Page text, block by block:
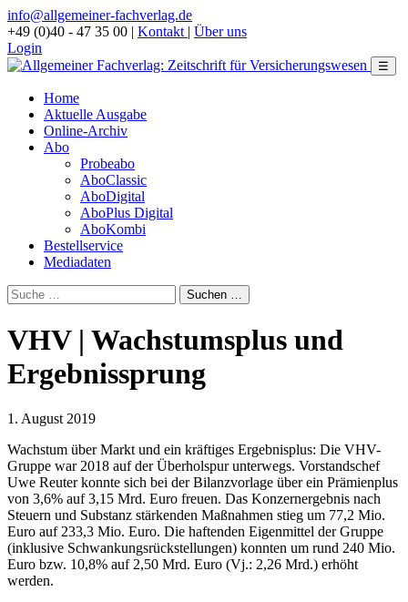
info@allgemeiner-fachverlag.de
+49 (0)40 - 47 35 00 | Kontakt | Über uns
Login
☰
Home
Aktuelle Ausgabe
Online-Archiv
Abo
Probeabo
AboClassic
AboDigital
AboPlus Digital
AboKombi
Bestellservice
Mediadaten
VHV | Wachstumsplus und
Ergebnissprung
1. August 2019
Wachstum über Markt und ein kräftiges Ergebnisplus: Die VHV-
Gruppe war 2018 auf der Überholspur unterwegs. Vorstandschef
Uwe Reuter konnte sich bei der Bilanzvorlage über ein Prämienplus
von 3,6% auf 3,15 Mrd. Euro freuen. Das Konzernergebnis nach
Steuern und Substanz stärkenden Maßnahmen stieg um 77,2 Mio.
Euro auf 233,3 Mio. Euro. Die haftenden Eigenmittel der Gruppe
(inklusive Schwankungsrückstellungen) konnten um rund 240 Mio.
Euro bzw. 10,8% auf 2,50 Mrd. Euro (Vj.: 2,26 Mrd.) erhöht
werden.